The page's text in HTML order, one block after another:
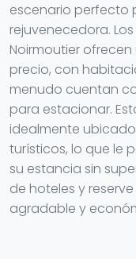
escenario perfecto
rejuvenecedora.
Noirmoutier
precio, con
menudo cuentan
para estacionar.
idealmente
turísticos, lo que le
su estancia sin
de hoteles y
agradable y